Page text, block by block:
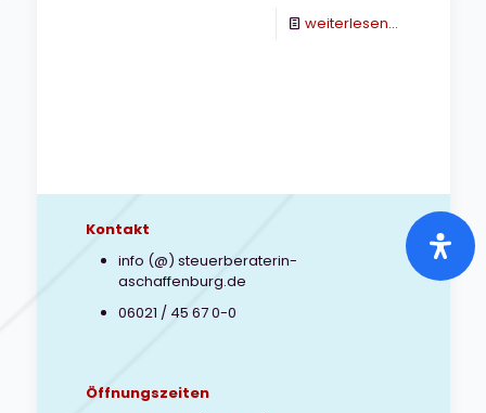
weiterlesen...-
Kontakt
info (@) steuerberaterin-
aschaffenburg.de
06021 / 45 67 0-0
Öffnungszeiten